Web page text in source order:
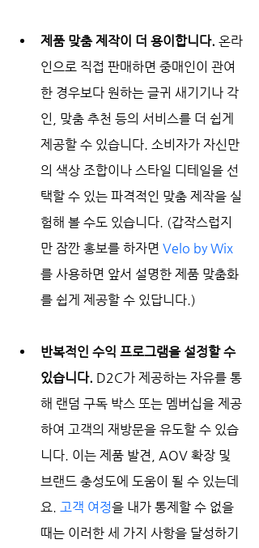
제품 맞춤 제작이 더 용이합니다. 온라
인으로 직접 판매하면 중매인이 관여
한 경우보다 원하는 글귀 새기기나 각
인, 맞춤 추천 등의 서비스를 더 쉽게
제공할 수 있습니다. 소비자가 자신만
의 색상 조합이나 스타일 디테일을 선
택할 수 있는 파격적인 맞춤 제작을 실
험해 볼 수도 있습니다. (갑작스럽지
만 잠깐 홍보를 하자면 Velo by Wix
를 사용하면 앞서 설명한 제품 맞춤화
를 쉽게 제공할 수 있답니다.)
반복적인 수익 프로그램을 설정할 수
있습니다. D2C가 제공하는 자유를 통
해 랜덤 구독 박스 또는 멤버십을 제공
하여 고객의 재방문을 유도할 수 있습
니다. 이는 제품 발견, AOV 확장 및
브랜드 충성도에 도움이 될 수 있는데
요. 고객 여정을 내가 통제할 수 없을
때는 이러한 세 가지 사항을 달성하기